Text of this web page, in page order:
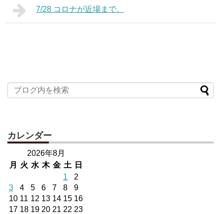
7/28 コロナが近場まで。
カレンダー
2026年8月
月
火 水 木 金 土 日
1
2
3
4 5 6 7 8
9
10 11 12 13 14 15 16
17 18 19 20 21 22 23